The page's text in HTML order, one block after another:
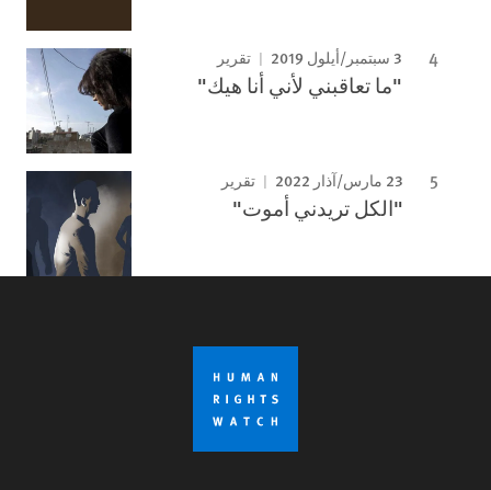
3 سبتمبر/أيلول 2019 تقرير
"ما تعاقبني لأني أنا هيك"
23 مارس/آذار 2022 تقرير
"الكل تريدني أموت"